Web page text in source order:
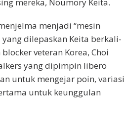
menjadi “mesin
dilepaskan Keita berkali-
veteran Korea, Choi
yang dipimpin libero
untuk mengejar poin, variasi
untuk keunggulan